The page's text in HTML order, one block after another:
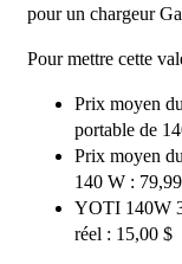
pour un chargeur
Pour mettre cette
Prix ​​moyen
portable de
Prix ​​moyen
140 W :
YOTI 140W
réel : 15,00 $